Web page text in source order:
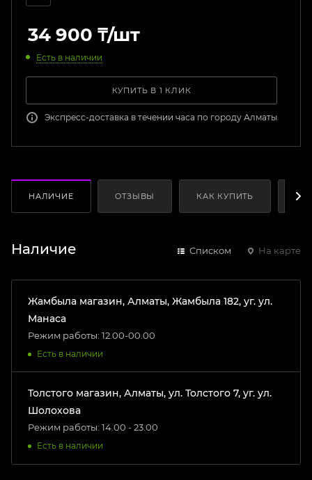
34 900 ₸/шт
Есть в наличии
КУПИТЬ В 1 КЛИК
Экспресс-доставка в течении часа по городу Алматы
НАЛИЧИЕ ОТЗЫВЫ КАК КУПИТЬ
Наличие Списком На карте
Жамбыла магазин, Алматы, Жамбыла 182, уг. ул.
Манаса
Режим работы: 12.00-00.00
Есть в наличии
Толстого магазин, Алматы, ул. Толстого 7, уг. ул.
Шолохова
Режим работы: 14.00 - 23.00
Есть в наличии